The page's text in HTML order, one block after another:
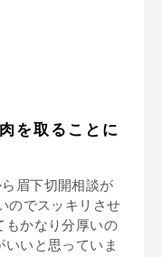
を取ることに
眉下切開相談が
のでスッキリさせ
もかなり分厚いの
いと思っていま